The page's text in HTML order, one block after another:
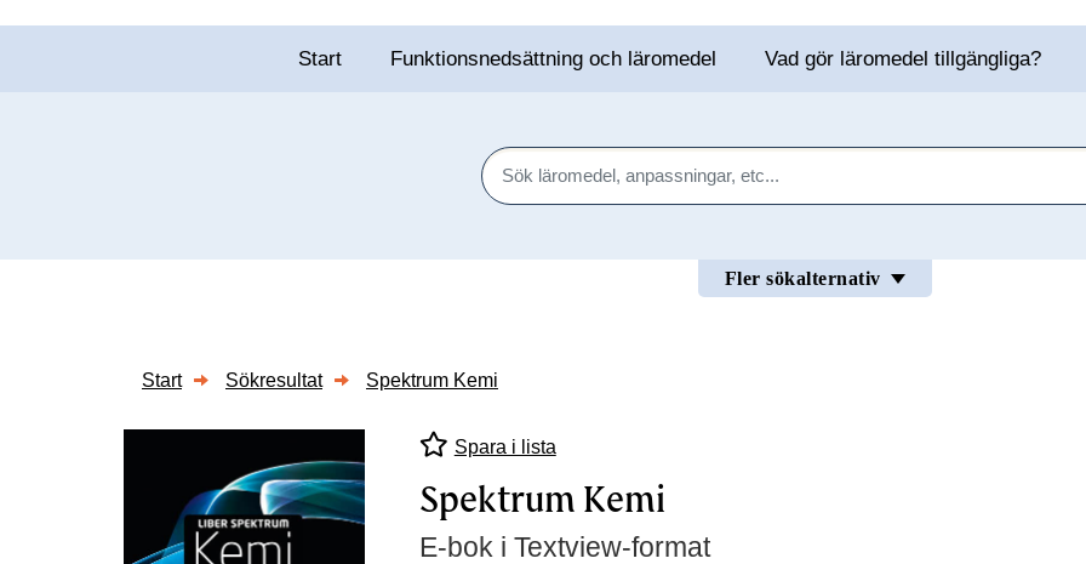
Start Funktionsnedsättning och läromedel Vad gör läromedel tillgängliga?
Sök
Fler sökalternativ
Start Sökresultat Spektrum Kemi
Spara i lista
Spektrum Kemi
E-bok i Textview-format